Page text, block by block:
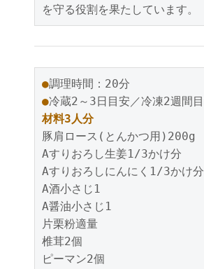
を守る役割を果たしています。
●
●
材料3人分
豚肩ロース(とんかつ用)200g
Aすりおろし生姜1/3かけ分
Aすりおろしにんにく1/3かけ分
A酒小さじ1
A醤油小さじ1
片栗粉適量
椎茸2個
ピーマン2個